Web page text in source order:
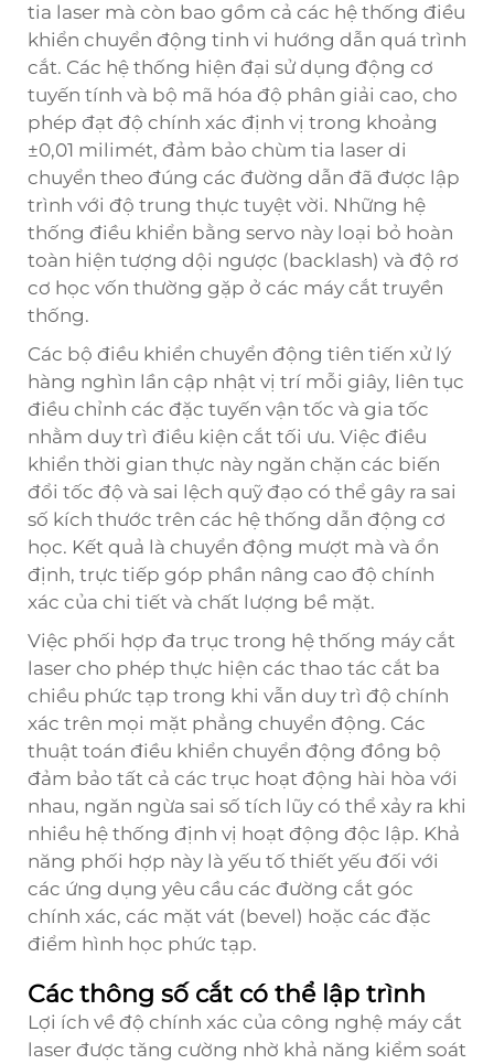
tia laser mà còn bao gồm cả các hệ thống điều
khiển chuyển động tinh vi hướng dẫn quá trình
cắt. Các hệ thống hiện đại sử dụng động cơ
tuyến tính và bộ mã hóa độ phân giải cao, cho
phép đạt độ chính xác định vị trong khoảng
±0,01 milimét, đảm bảo chùm tia laser di
chuyển theo đúng các đường dẫn đã được lập
trình với độ trung thực tuyệt vời. Những hệ
thống điều khiển bằng servo này loại bỏ hoàn
toàn hiện tượng dội ngược (backlash) và độ rơ
cơ học vốn thường gặp ở các máy cắt truyền
thống.
Các bộ điều khiển chuyển động tiên tiến xử lý
hàng nghìn lần cập nhật vị trí mỗi giây, liên tục
điều chỉnh các đặc tuyến vận tốc và gia tốc
nhằm duy trì điều kiện cắt tối ưu. Việc điều
khiển thời gian thực này ngăn chặn các biến
đổi tốc độ và sai lệch quỹ đạo có thể gây ra sai
số kích thước trên các hệ thống dẫn động cơ
học. Kết quả là chuyển động mượt mà và ổn
định, trực tiếp góp phần nâng cao độ chính
xác của chi tiết và chất lượng bề mặt.
Việc phối hợp đa trục trong hệ thống máy cắt
laser cho phép thực hiện các thao tác cắt ba
chiều phức tạp trong khi vẫn duy trì độ chính
xác trên mọi mặt phẳng chuyển động. Các
thuật toán điều khiển chuyển động đồng bộ
đảm bảo tất cả các trục hoạt động hài hòa với
nhau, ngăn ngừa sai số tích lũy có thể xảy ra khi
nhiều hệ thống định vị hoạt động độc lập. Khả
năng phối hợp này là yếu tố thiết yếu đối với
các ứng dụng yêu cầu các đường cắt góc
chính xác, các mặt vát (bevel) hoặc các đặc
điểm hình học phức tạp.
Các thông số cắt có thể lập trình
Lợi ích về độ chính xác của công nghệ máy cắt
laser được tăng cường nhờ khả năng kiểm soát